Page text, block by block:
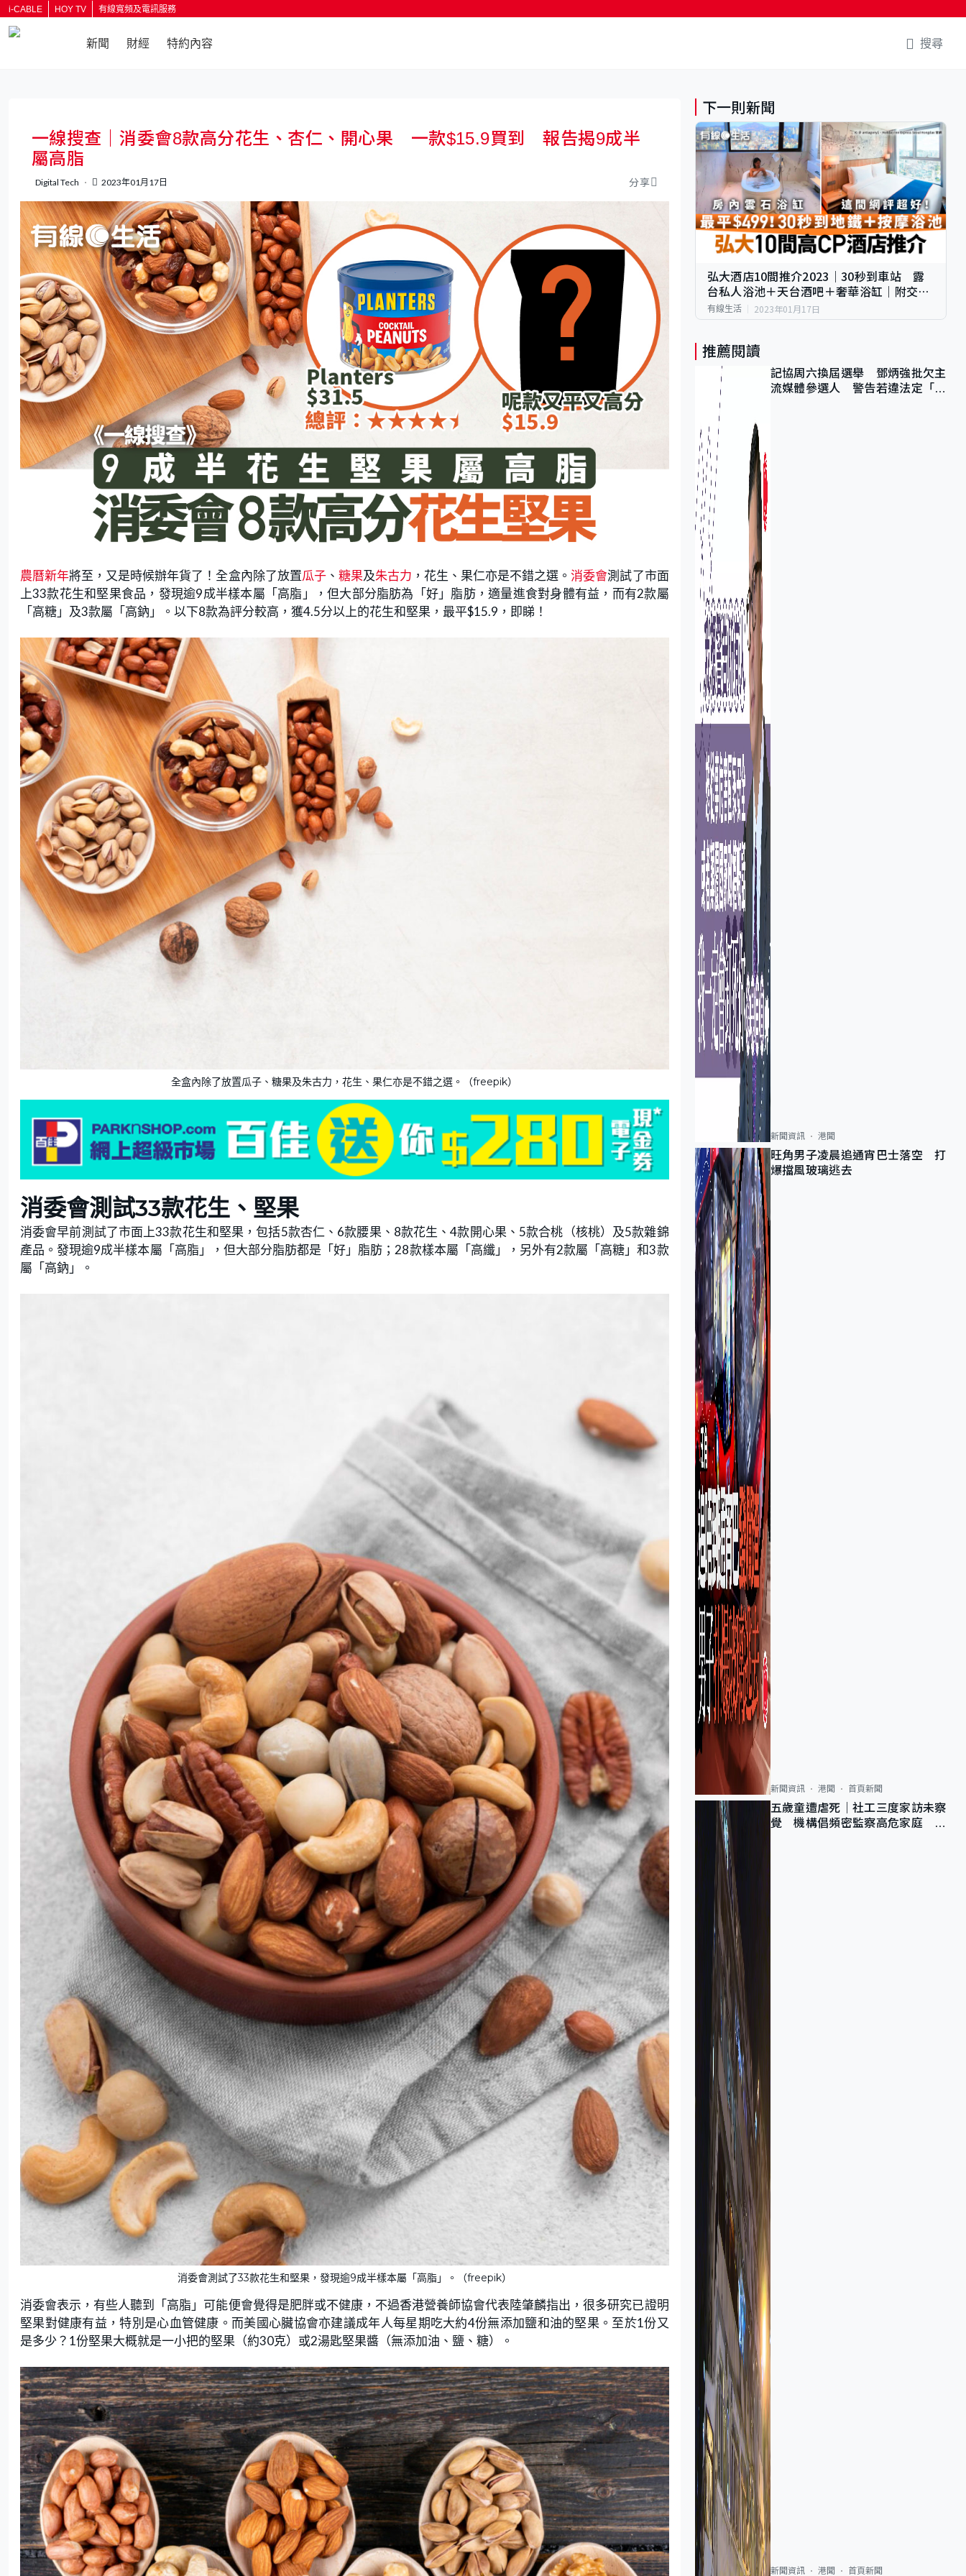
i-CABLE HOY TV 有線寬頻及電訊服務
新聞 財經 特約內容 搜尋
一線搜查｜消委會8款高分花生、杏仁、開心果 一款$15.9買到 報告揭9成半
屬高脂
Digital Tech 2023年01月17日 分享
農曆新年將至，又是時候辦年貨了！全盒內除了放置瓜子、 糖果及朱古力 ，花生、果仁亦是不錯之選。消委會測試了市面
上33款花生和堅果食品，發現逾9成半樣本屬「高脂」，但大部分脂肪為「好」脂肪，適量進食對身體有益，而有2款屬
「高糖」及3款屬「高鈉」。以下8款為評分較高，獲4.5分以上的花生和堅果，最平$15.9，即睇！
全盒內除了放置瓜子、糖果及朱古力，花生、果仁亦是不錯之選。（freepik）
消委會測試33款花生、堅果
消委會早前測試了市面上33款花生和堅果，包括5款杏仁、6款腰果、8款花生、4款開心果、5款合桃（核桃）及5款雜錦
產品。發現逾9成半樣本屬「高脂」，但大部分脂肪都是「好」脂肪；28款樣本屬「高纖」，另外有2款屬「高糖」和3款
屬「高鈉」。
消委會測試了33款花生和堅果，發現逾9成半樣本屬「高脂」。（freepik）
消委會表示，有些人聽到「高脂」可能便會覺得是肥胖或不健康，不過香港營養師協會代表陸肇麟指出，很多研究已證明
堅果對健康有益，特別是心血管健康。而美國心臟協會亦建議成年人每星期吃大約4份無添加鹽和油的堅果。至於1份又
是多少？1份堅果大概就是一小把的堅果（約30克）或2湯匙堅果醬（無添加油、鹽、糖）。
下一則新聞
弘大酒店10間推介2023｜30秒到車站 露
台私人浴池＋天台酒吧＋奢華浴缸｜附交通
方法
有線生活 2023年01月17日
推薦閱讀
記協周六換屆選舉 鄧炳強批欠主
流媒體參選人 警告若違法定「釘
新聞資訊 港聞
旺角男子凌晨追通宵巴士落空 打
爆擋風玻璃逃去
新聞資訊 港聞 首頁新聞
五歲童遭虐死｜社工三度家訪未察
覺 機構倡頻密監察高危家庭 管
新聞資訊 港聞 首頁新聞